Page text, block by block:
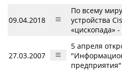
09.04.2018
По всему
устройства
«цископада» -
27.03.2007
5 апреля
предприятия"